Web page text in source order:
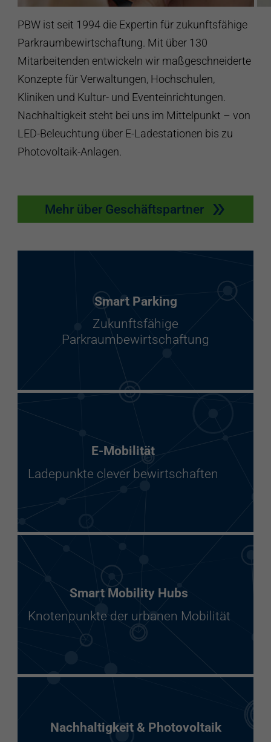
PBW ist seit 1994 die Expertin für zukunftsfähige
Parkraumbewirtschaftung. Mit über 130
Mitarbeitenden entwickeln wir maßgeschneiderte
Konzepte für Verwaltungen, Hochschulen,
Kliniken und Kultur- und Eventeinrichtungen.
Nachhaltigkeit steht bei uns im Mittelpunkt – von
LED-Beleuchtung über E-Ladestationen bis zu
Photovoltaik-Anlagen.
Mehr über Geschäftspartner
Smart Parking
Zukunftsfähige
Parkraumbewirtschaftung
E-Mobilität
Ladepunkte clever bewirtschaften
Smart Mobility Hubs
Knotenpunkte der urbanen Mobilität
Nachhaltigkeit & Photovoltaik